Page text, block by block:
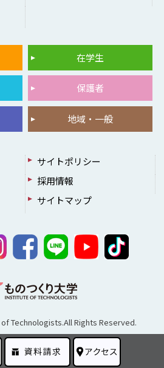
在学生
保護者
地域・一般
サイトポリシー
採用情報
サイトマップ
Technologists.All Rights Reserved.